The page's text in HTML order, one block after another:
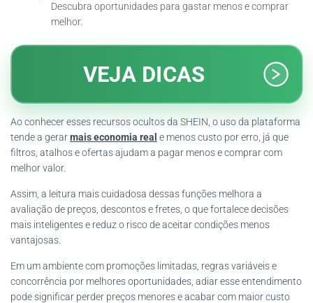
Descubra oportunidades para gastar menos e comprar
melhor.
VEJA DICAS
Ao conhecer esses recursos ocultos da SHEIN, o uso da plataforma
tende a gerarmais economia real e menos custo por erro, já que
filtros, atalhos e ofertas ajudam a pagar menos e comprar com
melhor valor.
Assim, a leitura mais cuidadosa dessas funções melhora a
avaliação de preços, descontos e fretes, o que fortalece decisões
mais inteligentes e reduz o risco de aceitar condições menos
vantajosas.
Em um ambiente com promoções limitadas, regras variáveis e
concorrência por melhores oportunidades, adiar esse entendimento
pode significar perder preços menores e acabar com maior custo